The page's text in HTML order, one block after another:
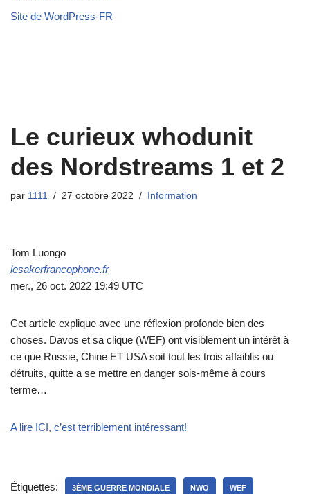
Site de WordPress-FR
Le curieux whodunit
des Nordstreams 1 et 2
par 1111 27 octobre 2022 Information
Tom Luongo
lesakerfrancophone.fr
mer., 26 oct. 2022 19:49 UTC
Cet article explique avec une réflexion profonde bien des
choses. Davos et sa clique (WEF) ont visiblement un intérêt à
ce que Russie, Chine ET USA soit tout les trois affaiblis ou
détruits, quitte a se mettre en danger sois-même à cours
terme…
A lire ICI, c’est terriblement intéressant!
Étiquettes: 3ÈME GUERRE MONDIALE NWO WEF